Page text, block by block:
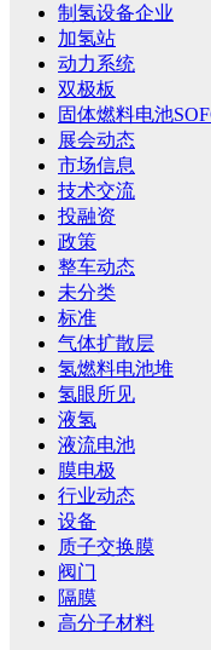
制氢设备企业
加氢站
动力系统
双极板
固体燃料电池
展会动态
市场信息
技术交流
投融资
政策
整车动态
未分类
标准
气体扩散层
氢燃料电池堆
氢眼所见
液氢
液流电池
膜电极
行业动态
设备
质子交换膜
阀门
隔膜
高分子材料